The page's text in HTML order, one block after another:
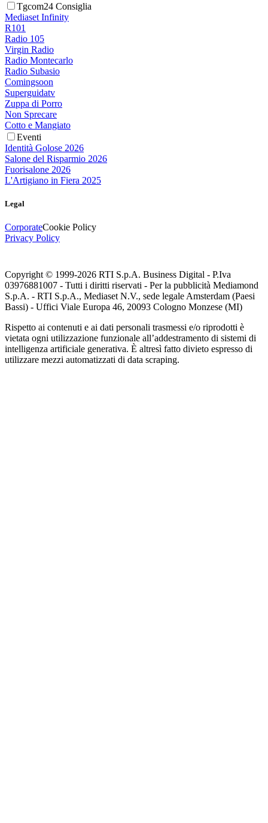
Tgcom24 Consiglia
Mediaset Infinity
R101
Radio 105
Virgin Radio
Radio Montecarlo
Radio Subasio
Comingsoon
Superguidatv
Zuppa di Porro
Non Sprecare
Cotto e Mangiato
Eventi
Identità Golose 2026
Salone del Risparmio 2026
Fuorisalone 2026
L'Artigiano in Fiera 2025
Legal
CorporateCookie Policy
Privacy Policy
Copyright © 1999-2026 RTI S.p.A. Business Digital - P.Iva
03976881007 - Tutti i diritti riservati - Per la pubblicità Mediamond
S.p.A. - RTI S.p.A., Mediaset N.V., sede legale Amsterdam (Paesi
Bassi) - Uffici Viale Europa 46, 20093 Cologno Monzese (MI)
Rispetto ai contenuti e ai dati personali trasmessi e/o riprodotti è
vietata ogni utilizzazione funzionale all’addestramento di sistemi di
intelligenza artificiale generativa. È altresì fatto divieto espresso di
utilizzare mezzi automatizzati di data scraping.